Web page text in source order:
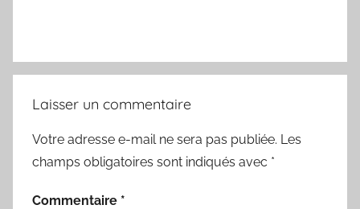
Laisser un commentaire
Votre adresse e-mail ne sera pas publiée. Les
champs obligatoires sont indiqués avec *
Commentaire *